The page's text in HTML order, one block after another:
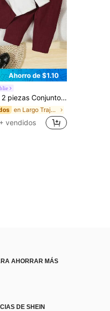
Ahorro de $1.10
chaleco de unicolor + pantalones, sin camisa, sin accesorios, adecuado para bebés de 6 meses a 3 años, ropa formal para bodas, actuaciones, fiestas, cumpleaños, Navidad, graduación
en Largo Trajes de bebé niño
vendidos
AHORRAR MÁS
DE SHEIN